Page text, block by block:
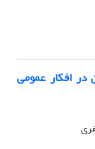
افکار عمومی